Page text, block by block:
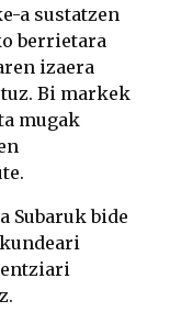
a sustatzen
berrietara
izaera
Bi markek
mugak
Subaruk bide